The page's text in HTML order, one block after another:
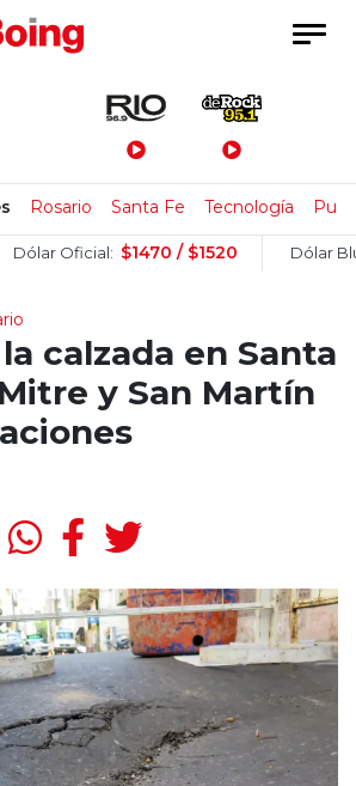
Rosario Santa Fe Tecnología
Oficial: $1470 / $1520 Dólar Blue:
calzada en Santa
y San Martín